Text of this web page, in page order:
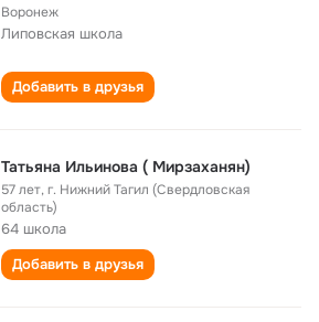
Воронеж
Липовская школа
Добавить в друзья
Татьяна Ильинова ( Мирзаханян)
57 лет,г. Нижний Тагил (Свердловская
область)
64 школа
Добавить в друзья